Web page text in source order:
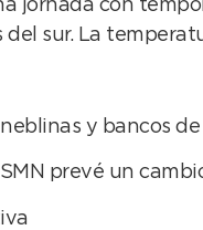
jornada con
sur. La
y bancos
prevé un